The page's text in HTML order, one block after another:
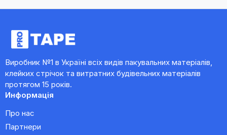
Виробник №1 в Україні всіх видів пакувальних матеріалів,
клейких стрічок та витратних будівельних матеріалів
протягом 15 років.
Информація
Про нас
Партнери